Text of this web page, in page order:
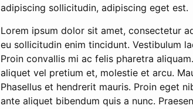
adipiscing sollicitudin, adipiscing eget est.
Lorem ipsum dolor sit amet, consectetur
eu sollicitudin enim tincidunt. Vestibulum
Proin convallis mi ac felis pharetra
aliquet vel pretium et, molestie et arcu.
Phasellus et hendrerit mauris. Proin eget
ante aliquet bibendum quis a nunc.